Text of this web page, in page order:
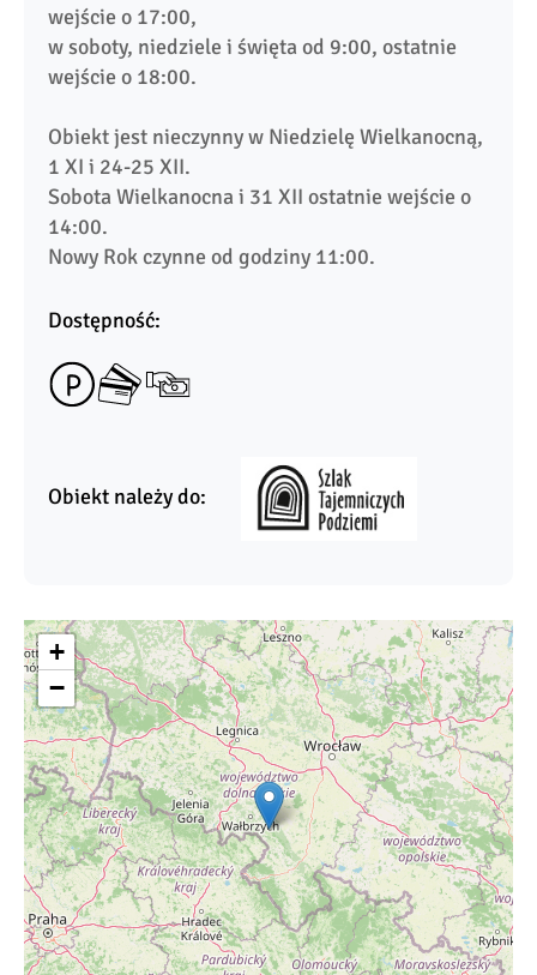
wejście o 17:00,
w soboty, niedziele i święta od 9:00, ostatnie
wejście o 18:00.
Obiekt jest nieczynny w Niedzielę Wielkanocną,
1 XI i 24-25 XII.
Sobota Wielkanocna i 31 XII ostatnie wejście o
14:00.
Nowy Rok czynne od godziny 11:00.
Dostępność:
Obiekt należy do:
+
−